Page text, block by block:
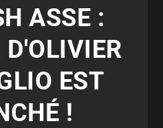
ASSE :
D'OLIVIER
EST
!